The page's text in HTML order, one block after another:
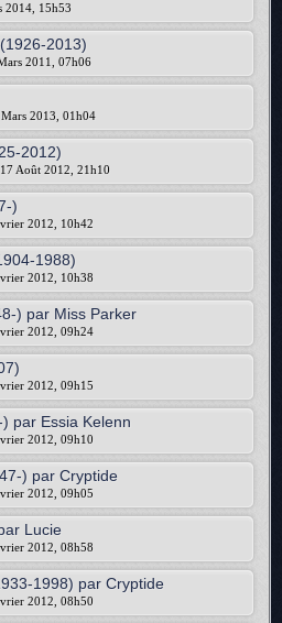
2014, 15h53
2013)
2011, 07h06
2013, 01h04
2012)
Août 2012, 21h10
)
2012, 10h42
1988)
2012, 10h38
) par Miss Parker
2012, 09h24
2012, 09h15
par Essia Kelenn
2012, 09h10
) par Cryptide
2012, 09h05
Lucie
2012, 08h58
1998) par Cryptide
2012, 08h50